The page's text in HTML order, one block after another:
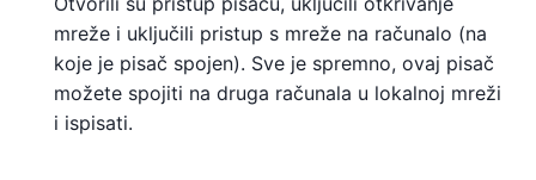
mreže i uključili pristup s mreže na računalo (na
koje je pisač spojen). Sve je spremno, ovaj pisač
možete spojiti na druga računala u lokalnoj mreži
i ispisati.